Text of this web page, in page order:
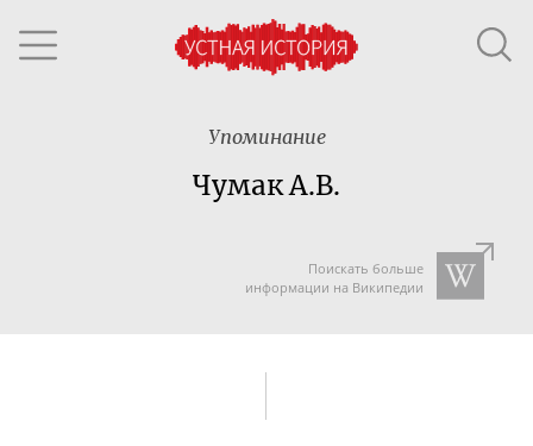
Упоминание
Чумак А.В.
Поискать больше
информации на Википедии